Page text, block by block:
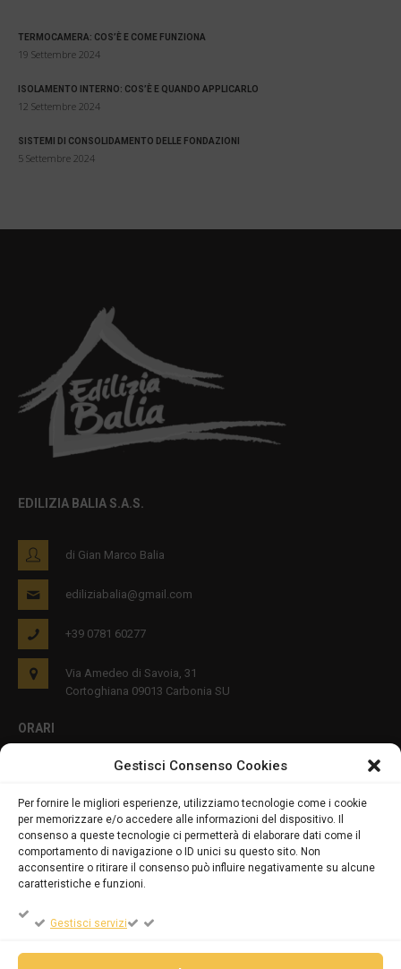
Gestisci Consenso Cookies
Per fornire le migliori esperienze, utilizziamo tecnologie come i cookie
per memorizzare e/o accedere alle informazioni del dispositivo. Il
consenso a queste tecnologie ci permetterà di elaborare dati come il
comportamento di navigazione o ID unici su questo sito. Non
acconsentire o ritirare il consenso può influire negativamente su alcune
caratteristiche e funzioni.
Gestisci servizi
TERMOCAMERA: COS’È E COME FUNZIONA
19 Settembre 2024
ISOLAMENTO INTERNO: COS’È E QUANDO APPLICARLO
12 Settembre 2024
SISTEMI DI CONSOLIDAMENTO DELLE FONDAZIONI
5 Settembre 2024
EDILIZIA BALIA S.A.S.
di Gian Marco Balia
ediliziabalia@gmail.com
+39 0781 60277
Via Amedeo di Savoia, 31
Cortoghiana 09013 Carbonia SU
ORARI
PRIVACY E COOKIES
DICHIARAZIONE SULLA PRIVACY (UE)
COOKIE POLICY (UE)